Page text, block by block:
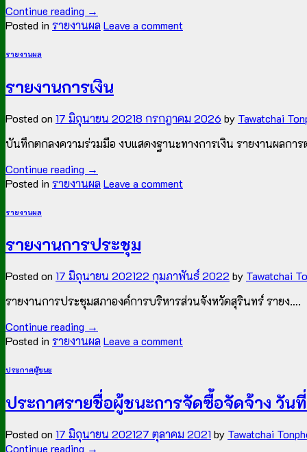
Continue reading →
Posted in รายงานผล Leave a comment
รายงานผล
รายงานการเงิน
Posted on 17 มิถุนายน 20218 กรกฎาคม 2026 by Tawatchai
บันทึกตกลงความร่วมมือ งบแสดงฐานะทางการเงิน รายงานผลกา
Continue reading →
Posted in รายงานผล Leave a comment
รายงานผล
รายงานการประชุม
Posted on 17 มิถุนายน 202122 กุมภาพันธ์ 2022by Tawatchai
รายงานการประชุมสภาองค์การบริหารส่วนจังหวัดสุรินทร์ รายง….
Continue reading →
Posted in รายงานผล Leave a comment
ประกาศผู้ชนะ
ประกาศรายชื่อผู้ชนะการจัดซื้อจัดจ้าง วัน
Posted on 17 มิถุนายน 202127 ตุลาคม 2021 by Tawatchai
Continue reading →